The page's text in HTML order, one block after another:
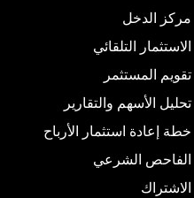
مركز الدخل
الاستثمار التلقائي
تقويم المستثمر
تحليل الأسهم والتقارير
خطة إعادة استثمار الأرباح
الفاحص الشرعي
الاشتراك